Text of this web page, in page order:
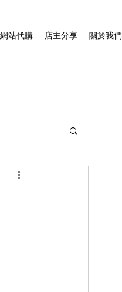
網站代購 店主分享 關於我們